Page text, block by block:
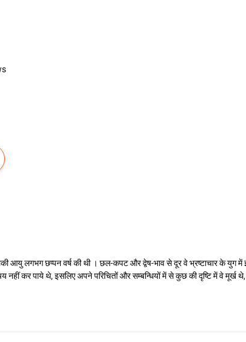
लगभग छप्पन वर्ष की थी । छल-कपट और द्वेष-भाव से दूर वे भ्रष्टाचार के युग में
कर पाये थे, इसलिए अपने परिचितों और सम्बन्धियों में से कुछ की दृष्टि में वे मूर्ख